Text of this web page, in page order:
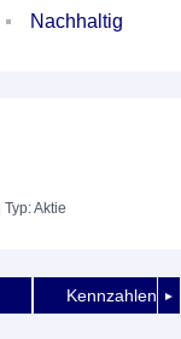
Nachhaltig
| Typ: Aktie
►
Kennzahlen